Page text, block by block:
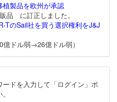
製品を欧州が承認
品 に訂正しました。
TのSail社を買う選択権利をJ&J
億ドル弱→26億ドル弱）
ドを入力して「ログイン」ボ